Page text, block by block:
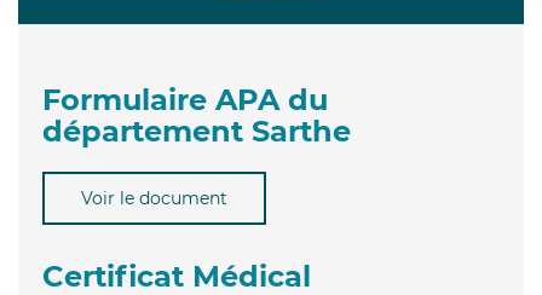
Formulaire APA du
département Sarthe
Voir le document
Certificat Médical